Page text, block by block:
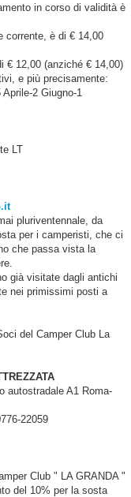
in corso di validità è
corrente, è di € 14,00
€ 12,00 (anziché € 14,00)
e più precisamente:
2 Giugno-1
LT
pluriventennale, da
per i camperisti, che ci
che passa vista la
già visitate dagli antichi
nei primissimi posti a
del Camper Club La
autostradale A1 Roma-
22059
Club " LA GRANDA "
del 10% per la sosta